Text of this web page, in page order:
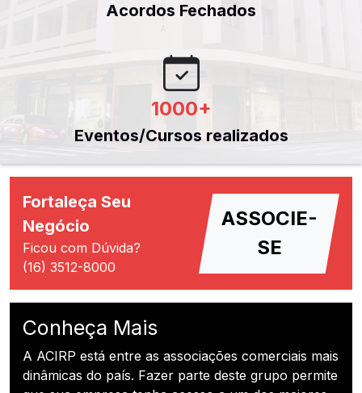
Acordos Fechados
1000+
Eventos/Cursos realizados
Fortaleça Seu
Negócio
Ficou com Dúvida?
(16) 3512-8000
ASSOCIE-
SE
Conheça Mais
A ACIRP está entre as associações comerciais mais
dinâmicas do país. Fazer parte deste grupo permite